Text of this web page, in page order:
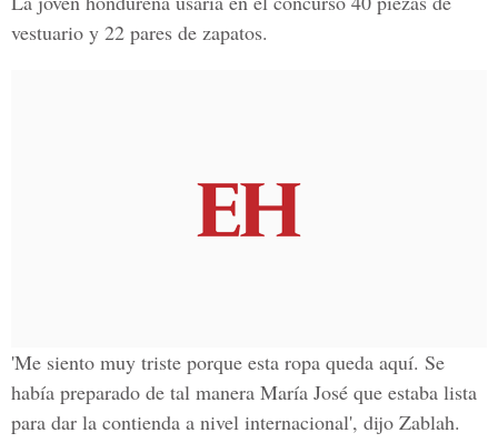
vestuario y 22 pares de zapatos.
'Me siento muy triste porque esta ropa queda aquí. Se
había preparado de tal manera María José que estaba lista
para dar la contienda a nivel internacional', dijo Zablah.